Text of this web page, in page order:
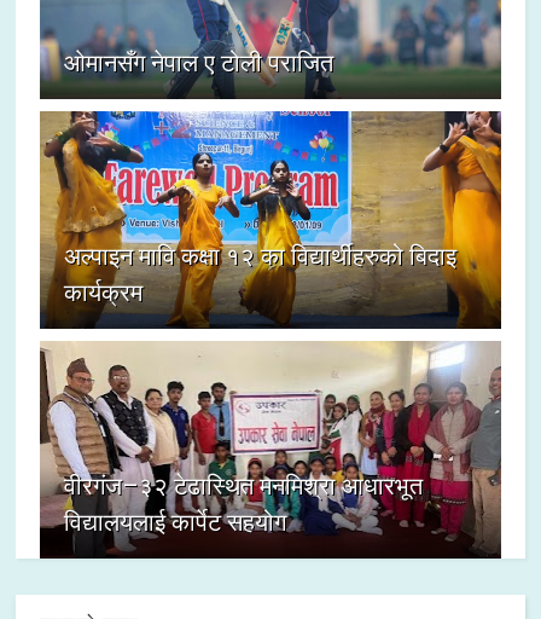
ओमानसँग नेपाल ए टोली पराजित
अल्पाइन मावि कक्षा १२ का विद्यार्थीहरुको बिदाइ
कार्यक्रम
वीरगंज–३२ टेढास्थित मनमिश्रा आधारभूत
विद्यालयलाई कार्पेट सहयोग